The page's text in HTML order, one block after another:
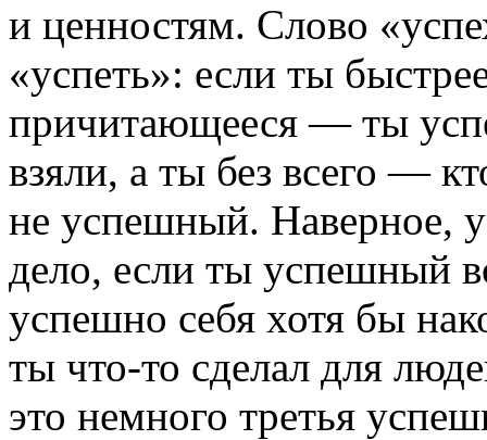
и ценностям. Слово
«успеть»: если ты
причитающееся — ты
взяли, а ты без всего —
не успешный. Наверное,
дело, если ты успешный
успешно себя хотя бы
ты что-то сделал для
это немного третья